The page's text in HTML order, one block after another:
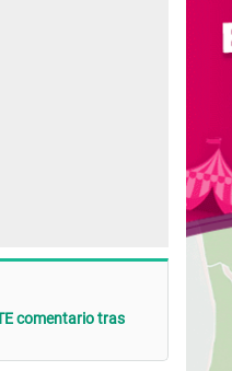
comentario tras